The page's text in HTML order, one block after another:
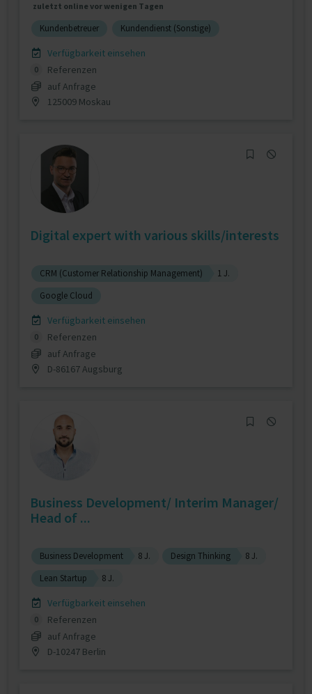
zuletzt online vor wenigen Tagen
Kundenbetreuer Kundendienst (Sonstige)
Verfügbarkeit einsehen
0
Referenzen
auf Anfrage
125009 Moskau
Digital expert with various skills/interests
CRM (Customer Relationship Management)
1 J.
Google Cloud
Verfügbarkeit einsehen
0
Referenzen
auf Anfrage
D-86167 Augsburg
Business Development/ Interim Manager/
Head of ...
Business Development 8 J. Design Thinking
8 J.
Lean Startup
8 J.
Verfügbarkeit einsehen
0
Referenzen
auf Anfrage
D-10247 Berlin